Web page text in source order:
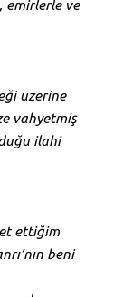
emirlerle ve
üzerine
vahyetmiş
ilahi
ettiğim
beni